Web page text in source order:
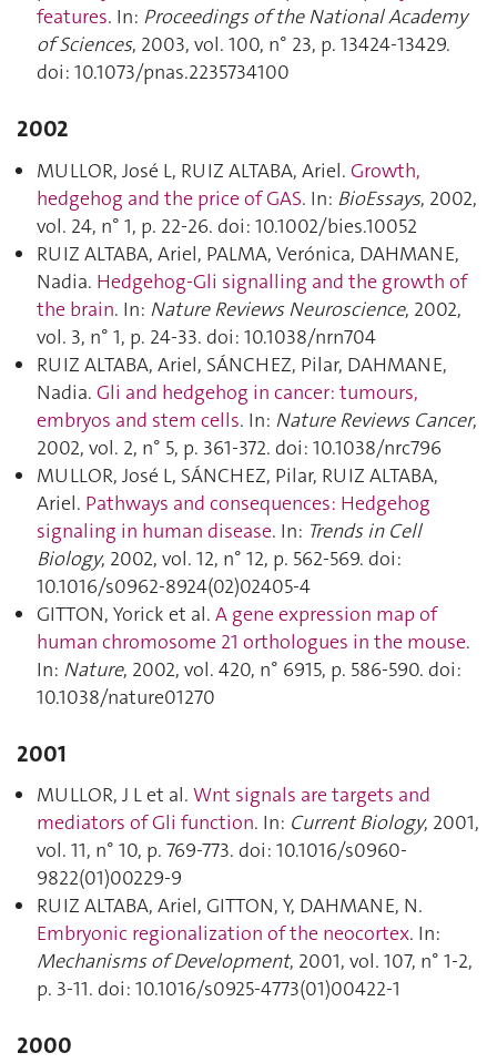
features. In: Proceedings of the National Academy
of Sciences, 2003, vol. 100, n° 23, p. 13424‑13429.
doi: 10.1073/pnas.2235734100
2002
MULLOR, José L, RUIZ ALTABA, Ariel. Growth,
hedgehog and the price of GAS. In: BioEssays, 2002,
vol. 24, n° 1, p. 22‑26. doi: 10.1002/bies.10052
RUIZ ALTABA, Ariel, PALMA, Verónica, DAHMANE,
Nadia. Hedgehog-Gli signalling and the growth of
the brain. In: Nature Reviews Neuroscience, 2002,
vol. 3, n° 1, p. 24‑33. doi: 10.1038/nrn704
RUIZ ALTABA, Ariel, SÁNCHEZ, Pilar, DAHMANE,
Nadia. Gli and hedgehog in cancer: tumours,
embryos and stem cells. In: Nature Reviews Cancer,
2002, vol. 2, n° 5, p. 361‑372. doi: 10.1038/nrc796
MULLOR, José L, SÁNCHEZ, Pilar, RUIZ ALTABA,
Ariel. Pathways and consequences: Hedgehog
signaling in human disease. In: Trends in Cell
Biology, 2002, vol. 12, n° 12, p. 562‑569. doi:
10.1016/s0962-8924(02)02405-4
GITTON, Yorick et al. A gene expression map of
human chromosome 21 orthologues in the mouse.
In: Nature, 2002, vol. 420, n° 6915, p. 586‑590. doi:
10.1038/nature01270
2001
MULLOR, J L et al. Wnt signals are targets and
mediators of Gli function. In: Current Biology, 2001,
vol. 11, n° 10, p. 769‑773. doi: 10.1016/s0960-
9822(01)00229-9
RUIZ ALTABA, Ariel, GITTON, Y, DAHMANE, N.
Embryonic regionalization of the neocortex. In:
Mechanisms of Development, 2001, vol. 107, n° 1-2,
p. 3‑11. doi: 10.1016/s0925-4773(01)00422-1
2000